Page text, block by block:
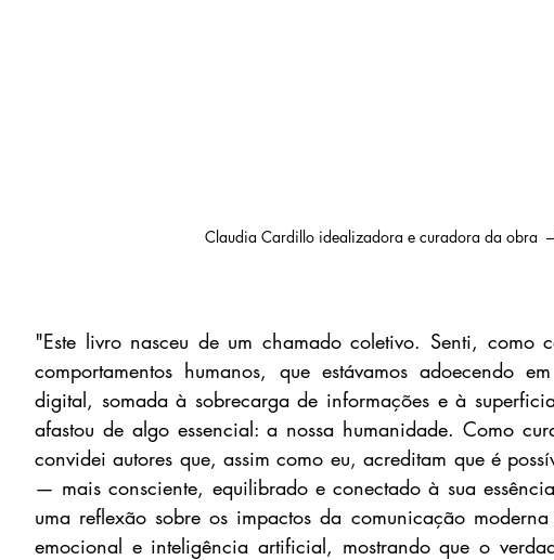
Claudia Cardillo idealizadora e curadora da obra
"Este livro nasceu de um chamado coletivo. Senti, como
comportamentos humanos, que estávamos adoecendo
digital, somada à sobrecarga de informações e à
afastou de algo essencial: a nossa humanidade. Como
convidei autores que, assim como eu, acreditam que é
— mais consciente, equilibrado e conectado à sua
uma reflexão sobre os impactos da comunicação
emocional e inteligência artificial, mostrando que o